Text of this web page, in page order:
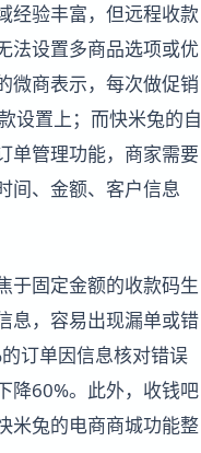
经验丰富，但远程收款
法设置多商品选项或优
微商表示，每次做促销
设置上；而快米兔的自
单管理功能，商家需要
间、金额、客户信息
于固定金额的收款码生
息，容易出现漏单或错
订单因信息核对错误
降60%。此外，收钱吧
米兔的电商商城功能整